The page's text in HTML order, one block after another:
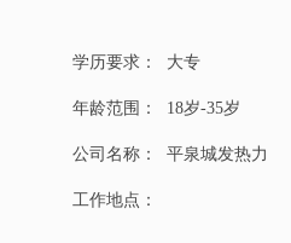
学历要求： 大专
年龄范围： 18岁-35岁
公司名称： 平泉城发热力
工作地点：